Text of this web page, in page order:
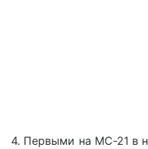
4. Первыми на МС-21 в